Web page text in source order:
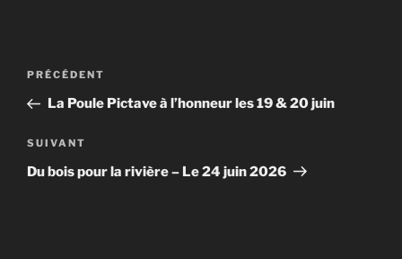
Navigation
l’article
Article
précédent
PRÉCÉDENT
La Poule Pictave à l’honneur les 19 & 20 juin
Article
suivant
SUIVANT
Du bois pour la rivière – Le 24 juin 2026